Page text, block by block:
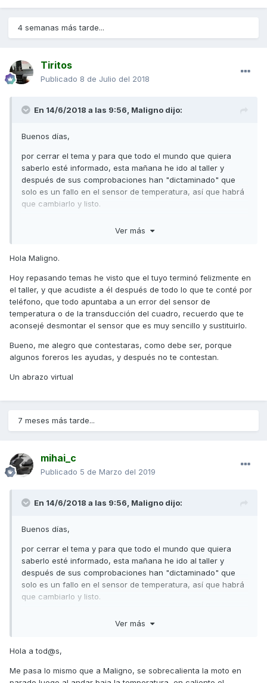
4 semanas más tarde...
Tiritos
Publicado 8 de Julio del 2018
En 14/6/2018 a las 9:56, Maligno dijo:
Buenos días,
por cerrar el tema y para que todo el mundo que quiera
saberlo esté informado, esta mañana he ido al taller y
después de sus comprobaciones han "dictaminado" que
solo es un fallo en el sensor de temperatura, así que habrá
que cambiarlo y listo.
que me quedo sin moto varios dias pero tambien me quedo
sé algo más sobre la moto.
Grande este foro y grandes los que los hacéis posible.
Un abrazo¡¡¡¡
Ver más
Hola Maligno.
Hoy repasando temas he visto que el tuyo terminó felizmente en
el taller, y que acudiste a él después de todo lo que te conté por
teléfono, que todo apuntaba a un error del sensor de
temperatura o de la transducción del cuadro, recuerdo que te
aconsejé desmontar el sensor que es muy sencillo y sustituirlo.
Bueno, me alegro que contestaras, como debe ser, porque
algunos foreros les ayudas, y después no te contestan.
Un abrazo virtual
7 meses más tarde...
mihai_c
Publicado 5 de Marzo del 2019
En 14/6/2018 a las 9:56, Maligno dijo:
Buenos días,
por cerrar el tema y para que todo el mundo que quiera
saberlo esté informado, esta mañana he ido al taller y
después de sus comprobaciones han "dictaminado" que
solo es un fallo en el sensor de temperatura, así que habrá
que cambiarlo y listo.
que me quedo sin moto varios dias pero tambien me quedo
sé algo más sobre la moto.
Ver más
Hola a tod@s,
Me pasa lo mismo que a Maligno, se sobrecalienta la moto en